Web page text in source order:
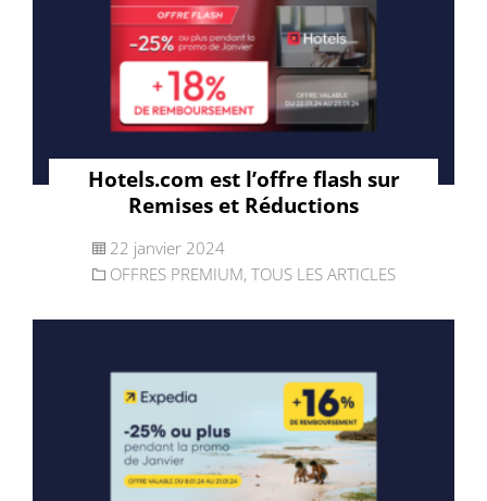
Hotels.com est l’offre flash sur
Remises et Réductions
22 janvier 2024
OFFRES PREMIUM, TOUS LES ARTICLES